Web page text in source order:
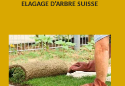
ELAGAGE D'ARBRE SUISSE